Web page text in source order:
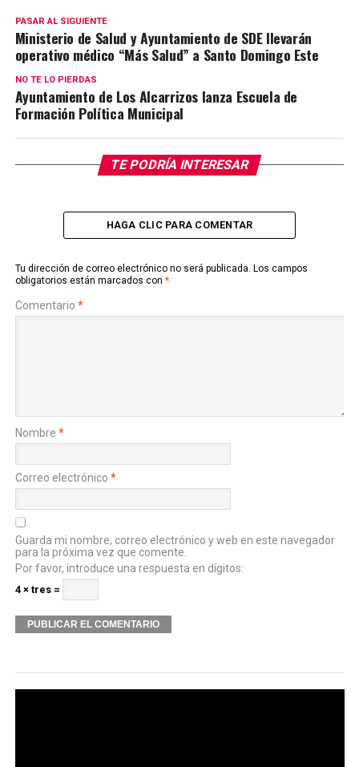
PASAR AL SIGUIENTE
Ministerio de Salud y Ayuntamiento de SDE llevarán
operativo médico “Más Salud” a Santo Domingo Este
NO TE LO PIERDAS
Ayuntamiento de Los Alcarrizos lanza Escuela de
Formación Política Municipal
TE PODRÍA INTERESAR
HAGA CLIC PARA COMENTAR
Tu dirección de correo electrónico no será publicada. Los campos
obligatorios están marcados con *
Comentario *
Nombre *
Correo electrónico *
Guarda mi nombre, correo electrónico y web en este navegador
para la próxima vez que comente.
Por favor, introduce una respuesta en dígitos:
4 × tres =